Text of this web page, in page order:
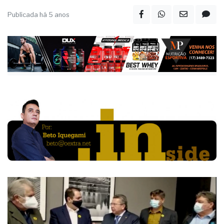
Publicada há 5 anos